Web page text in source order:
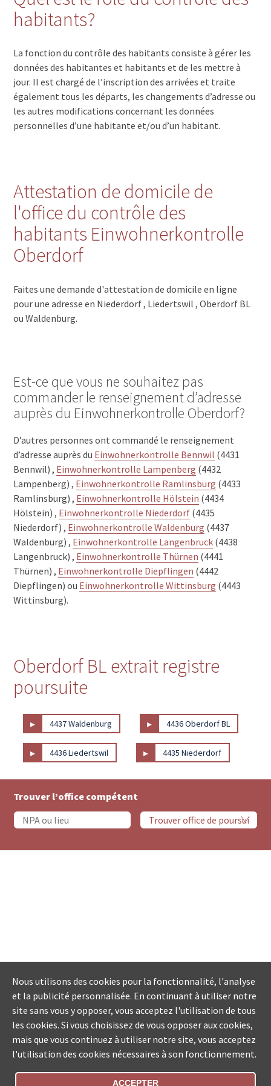
habitants?
La fonction du contrôle des habitants consiste à gérer les
données des habitantes et habitants et de les mettre à
jour. Il est chargé de l’inscription des arrivées et traite
également tous les départs, les changements d’adresse ou
les autres modifications concernant les données
personnelles d’une habitante et/ou d’un habitant.
Attestation de domicile de
l'office du contrôle des
habitants Einwohnerkontrolle
Oberdorf
Faites une demande d'attestation de domicile en ligne
pour une adresse en Niederdorf , Liedertswil , Oberdorf BL
ou Waldenburg.
Est-ce que vous ne souhaitez pas
commander le renseignement d’adresse
auprès du Einwohnerkontrolle Oberdorf?
D’autres personnes ont commandé le renseignement
d’adresse auprès du Einwohnerkontrolle Bennwil (4431
Bennwil) , Einwohnerkontrolle Lampenberg (4432
Lampenberg) , Einwohnerkontrolle Ramlinsburg (4433
Ramlinsburg) , Einwohnerkontrolle Hölstein (4434
Hölstein) , Einwohnerkontrolle Niederdorf (4435
Niederdorf) , Einwohnerkontrolle Waldenburg (4437
Waldenburg) , Einwohnerkontrolle Langenbruck (4438
Langenbruck) , Einwohnerkontrolle Thürnen (4441
Thürnen) , Einwohnerkontrolle Diepflingen (4442
Diepflingen) ou Einwohnerkontrolle Wittinsburg (4443
Wittinsburg).
Oberdorf BL extrait registre
poursuite
▸ 4437 Waldenburg ▸ 4436 Oberdorf BL
▸ 4436 Liedertswil ▸ 4435 Niederdorf
Trouver l’office compétent
Nous utilisons des cookies pour la fonctionnalité, l'analyse
et la publicité personnalisée. En continuant à utiliser notre
site sans vous y opposer, vous acceptez l'utilisation de tous
les cookies. Si vous choisissez de vous opposer aux cookies,
mais que vous continuez à utiliser notre site, vous acceptez
l'utilisation des cookies nécessaires à son fonctionnement.
ACCEPTER